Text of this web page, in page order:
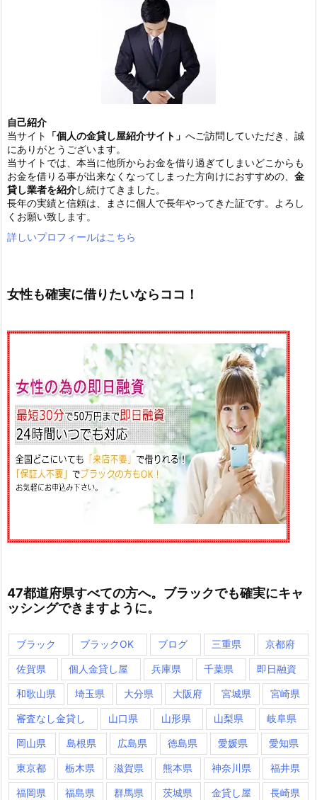
自己紹介
当サイト
「個人の金貸し屋紹介サイト」 へご訪問していただき、誠
にありがとうございます。
当サイトでは、本当に他所からお金を借り過ぎてしまいどこからも
お金を借りる事が出来なくなってしまった方向けにおすすめの、 金
貸し業者を紹介し続けてきました。
長年の実績と信頼は、まさに個人で長年やってきた証です。よろし
くお願い致します。
詳しいプロフィールはこちら
女性も確実に借りたいならココ！
47都道府県すべての方へ。ブラックでも確実にキャ
ッシングできますように。
ブラック ブラックOK ブログ 三重県 京都府
佐賀県 個人金貸し屋 兵庫県 千葉県 即日融資
和歌山県 埼玉県 大分県 大阪府 宮城県 宮崎県
審査なし金貸し 山口県 山形県 山梨県 岐阜県
岡山県 島根県 広島県 徳島県 愛媛県 愛知県
東京都 栃木県 滋賀県 熊本県 神奈川県 福井県
福岡県 福島県 群馬県 茨城県 金貸し屋 長崎県